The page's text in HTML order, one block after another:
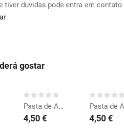
tiver duvidas pode entra em
gostar
Pasta de Açúcar...
4,50 € 4,50 €